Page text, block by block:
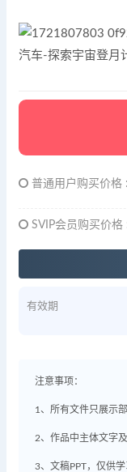
普通用户购买价格 :
SVIP会员购买价格
有效期
注意事项：
1、所有文件只展示
2、作品中主体文字
3、文稿PPT，仅供